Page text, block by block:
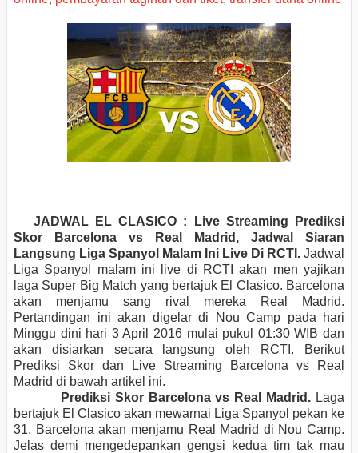
JADWAL EL CLASICO : Live Streaming Prediksi
Skor Barcelona vs Real Madrid, Jadwal Siaran
Langsung Liga Spanyol Malam Ini Live Di RCTI. Jadwal
Liga Spanyol malam ini live di RCTI akan men yajikan
laga Super Big Match yang bertajuk El Clasico. Barcelona
akan menjamu sang rival mereka Real Madrid.
Pertandingan ini akan digelar di Nou Camp pada hari
Minggu dini hari 3 April 2016 mulai pukul 01:30 WIB dan
akan disiarkan secara langsung oleh RCTI. Berikut
Prediksi Skor dan Live Streaming Barcelona vs Real
Madrid di bawah artikel ini.
Prediksi Skor Barcelona vs Real Madrid. Laga
bertajuk El Clasico akan mewarnai Liga Spanyol pekan ke
31. Barcelona akan menjamu Real Madrid di Nou Camp.
Jelas demi mengedepankan gengsi kedua tim tak mau